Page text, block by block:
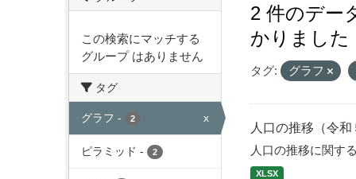
この検索にマッチする
グループ はありません
タグ
グラフ - 2 x
ピラミッド - 2
2 件のデー
かりました
タグ: グラフ
人口の推移（令和
人口の推移に関す
XLSX